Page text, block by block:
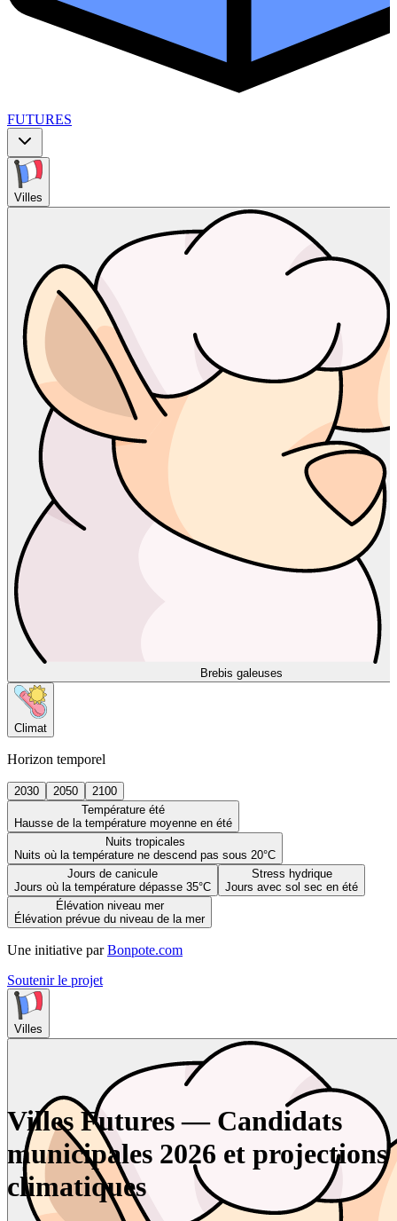
FUTURES
Villes
Brebis galeuses
Climat
Horizon temporel
2030 2050
2100
Température été
Hausse de la température moyenne en été
Nuits tropicales
Nuits où la température ne descend pas sous 20°C
Jours de canicule
Jours où la température dépasse 35°C
Stress hydrique
Jours avec sol sec en été
Élévation niveau mer
Élévation prévue du niveau de la mer
Une initiative par Bonpote.com
Soutenir le projet
Villes
Villes Futures — Candidats
municipales 2026 et projections
climatiques